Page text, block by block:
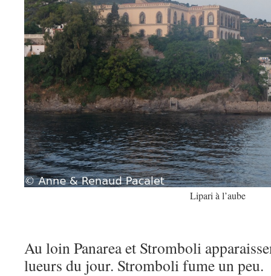
Lipari à l’aube
Au loin Panarea et Stromboli
lueurs du jour. Stromboli fume un peu.